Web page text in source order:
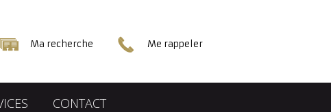
Me rappeler
Ma recherche
CONTACT